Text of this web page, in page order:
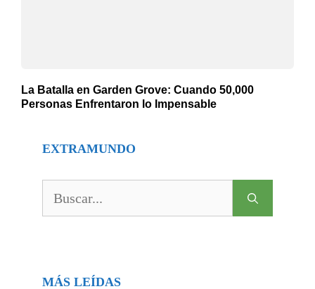
La Batalla en Garden Grove: Cuando 50,000
Personas Enfrentaron lo Impensable
EXTRAMUNDO
MÁS LEÍDAS